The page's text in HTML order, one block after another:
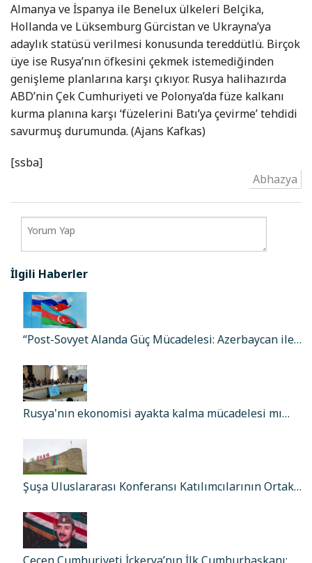
Almanya ve İspanya ile Benelux ülkeleri Belçika,
Hollanda ve Lüksemburg Gürcistan ve Ukrayna’ya
adaylık statüsü verilmesi konusunda tereddütlü. Birçok
üye ise Rusya’nın öfkesini çekmek istemediğinden
genişleme planlarına karşı çıkıyor. Rusya halihazırda
ABD’nin Çek Cumhuriyeti ve Polonya’da füze kalkanı
kurma planına karşı ‘füzelerini Batı’ya çevirme’ tehdidi
savurmuş durumunda. (Ajans Kafkas)
[ssba]
Abhazya
İlgili Haberler
“Post-Sovyet Alanda Güç Mücadelesi: Azerbaycan ile…
Rusya'nın ekonomisi ayakta kalma mücadelesi mı…
Şuşa Uluslararası Konferansı Katılımcılarının Ortak…
Çeçen Cumhuriyeti İçkerya’nın İlk Cumhurbaşkanı:…